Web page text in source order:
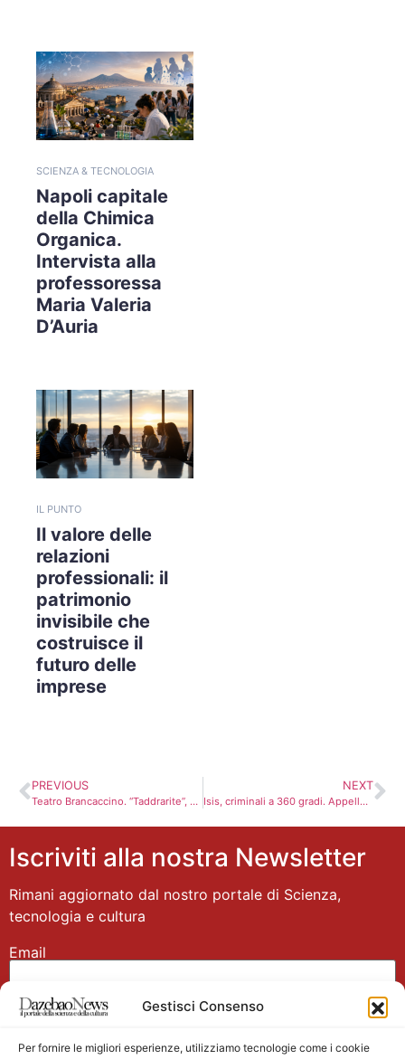
Gestisci Consenso
Per fornire le migliori esperienze, utilizziamo tecnologie come i cookie
SCIENZA & TECNOLOGIA
Napoli capitale
della Chimica
Organica.
Intervista alla
professoressa
Maria Valeria
D’Auria
IL PUNTO
Il valore delle
relazioni
professionali: il
patrimonio
invisibile che
costruisce il
futuro delle
imprese
PREVIOUS
Teatro Brancaccino. “Taddrarite”, confessioni femminili nel giorno della donna. Recensione. Video
NEXT
Isis, criminali a 360 gradi. Appello di Ban Ki-moon
Iscriviti alla nostra Newsletter
Rimani aggiornato dal nostro portale di Scienza,
tecnologia e cultura
Email
Nome